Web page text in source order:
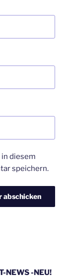
diesem
speichern.
NEWS -NEU!